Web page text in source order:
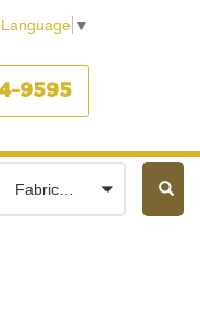
▼
9595
Fabricantes